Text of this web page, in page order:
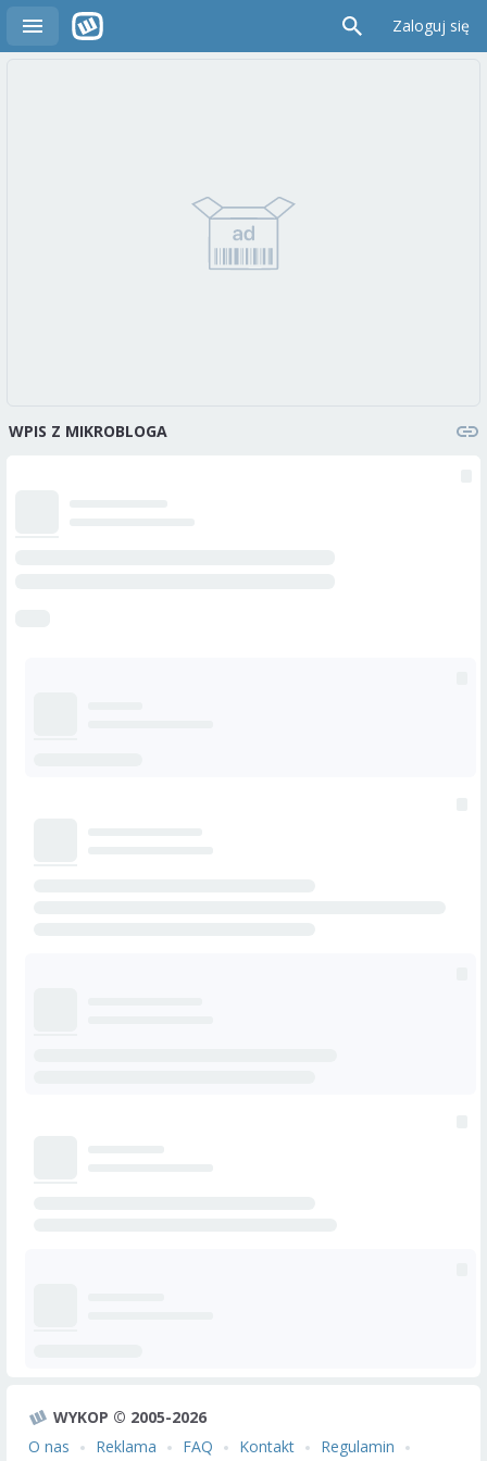
Zaloguj się
WPIS Z MIKROBLOGA
WYKOP © 2005-2026
O nas
Reklama FAQ Kontakt
Regulamin